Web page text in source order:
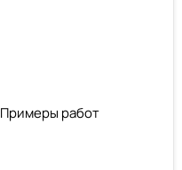
Примеры работ